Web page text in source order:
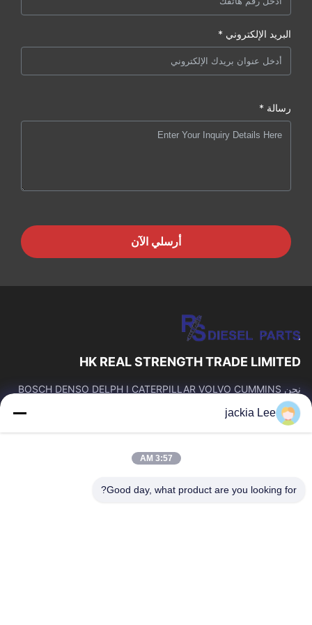
البريد الإلكتروني *
رسالة *
أرسلي الآن
HK REAL STRENGTH TRADE LIMITED
نحن BOSCH DENSO DELPH I CATERPILLAR VOLVO CUMMINS
9523.
روابط سريعة
المنتجات
حولنا
جولة في المصنع
jackia Lee
3:57 AM
Good day, what product are you looking for?